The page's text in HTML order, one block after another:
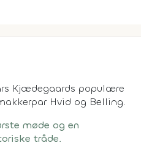
Kjædegaards populære
Hvid og Belling.
møde og en
tråde.